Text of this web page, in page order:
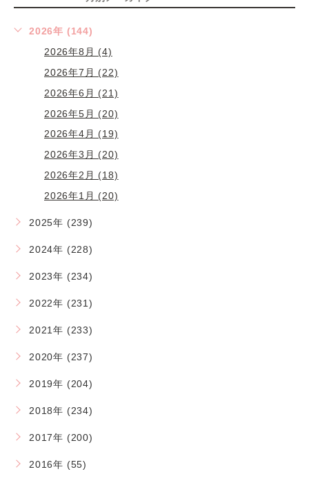
2026年 (144)
2026年8月 (4)
2026年7月 (22)
2026年6月 (21)
2026年5月 (20)
2026年4月 (19)
2026年3月 (20)
2026年2月 (18)
2026年1月 (20)
2025年 (239)
2024年 (228)
2023年 (234)
2022年 (231)
2021年 (233)
2020年 (237)
2019年 (204)
2018年 (234)
2017年 (200)
2016年 (55)